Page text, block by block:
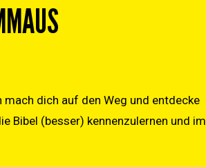
mach dich auf den Weg und entdecke
Bibel (besser) kennenzulernen und im